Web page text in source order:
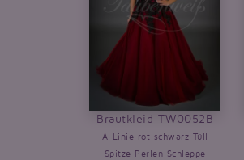
Brautkleid TW0052B
A-Linie rot schwarz Tüll
Spitze Perlen Schleppe